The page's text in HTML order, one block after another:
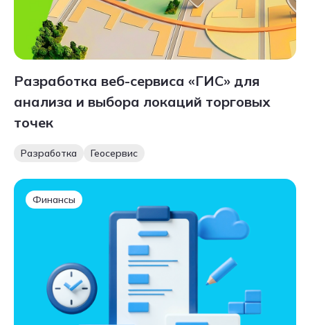
Разработка веб-сервиса «ГИС» для
анализа и выбора локаций торговых
точек
Разработка Геосервис
Финансы